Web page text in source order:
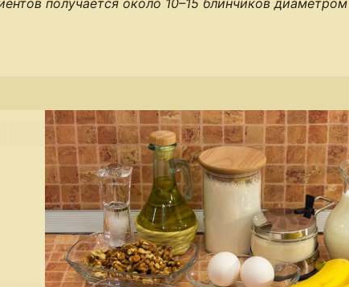
получается около 10–15 блинчиков диаметром